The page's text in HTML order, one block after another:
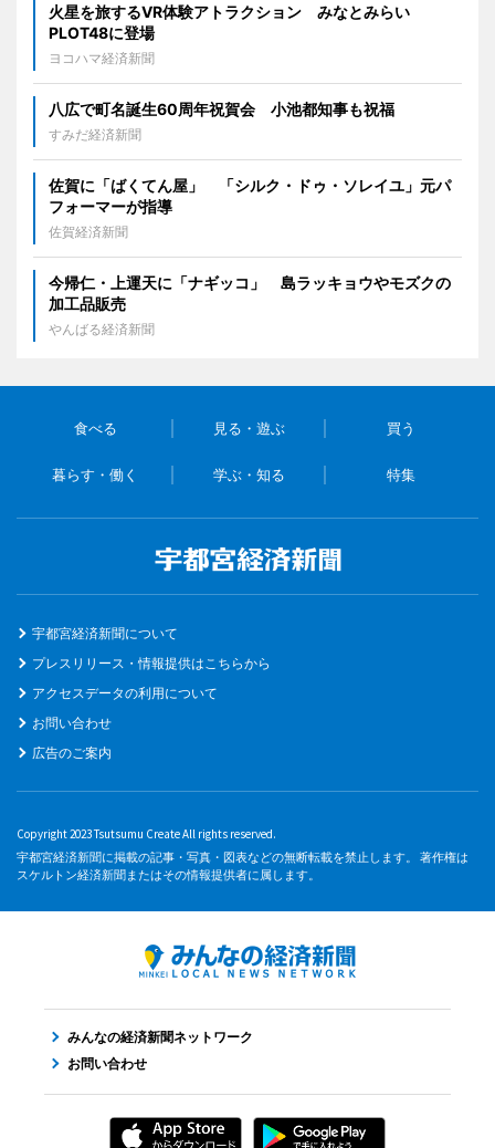
火星を旅するVR体験アトラクション みなとみらい
PLOT48に登場
ヨコハマ経済新聞
八広で町名誕生60周年祝賀会 小池都知事も祝福
すみだ経済新聞
佐賀に「ばくてん屋」 「シルク・ドゥ・ソレイユ」元パ
フォーマーが指導
佐賀経済新聞
今帰仁・上運天に「ナギッコ」 島ラッキョウやモズクの
加工品販売
やんばる経済新聞
食べる 見る・遊ぶ 買う
暮らす・働く 学ぶ・知る 特集
宇都宮経済新聞について
プレスリリース・情報提供はこちらから
アクセスデータの利用について
お問い合わせ
広告のご案内
Copyright 2023 Tsutsumu Create All rights reserved.
宇都宮経済新聞に掲載の記事・写真・図表などの無断転載を禁止します。 著作権は
スケルトン経済新聞またはその情報提供者に属します。
みんなの経済新聞ネットワーク
お問い合わせ